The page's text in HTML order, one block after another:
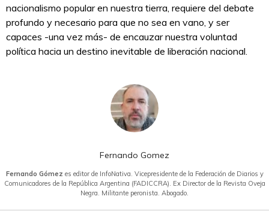
nacionalismo popular en nuestra tierra, requiere del debate
profundo y necesario para que no sea en vano, y ser
capaces -una vez más- de encauzar nuestra voluntad
política hacia un destino inevitable de liberación nacional.
Fernando Gomez
Fernando Gómez es editor de InfoNativa. Vicepresidente de la Federación de Diarios y
Comunicadores de la República Argentina (FADICCRA). Ex Director de la Revista Oveja
Negra. Militante peronista. Abogado.